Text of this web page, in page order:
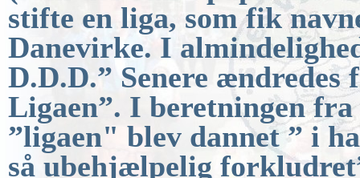
stifte en liga, som fik
Danevirke. I
D.D.D.” Senere ændredes
Ligaen”. I beretningen
”ligaen" blev dannet ” i
så ubehjælpelig